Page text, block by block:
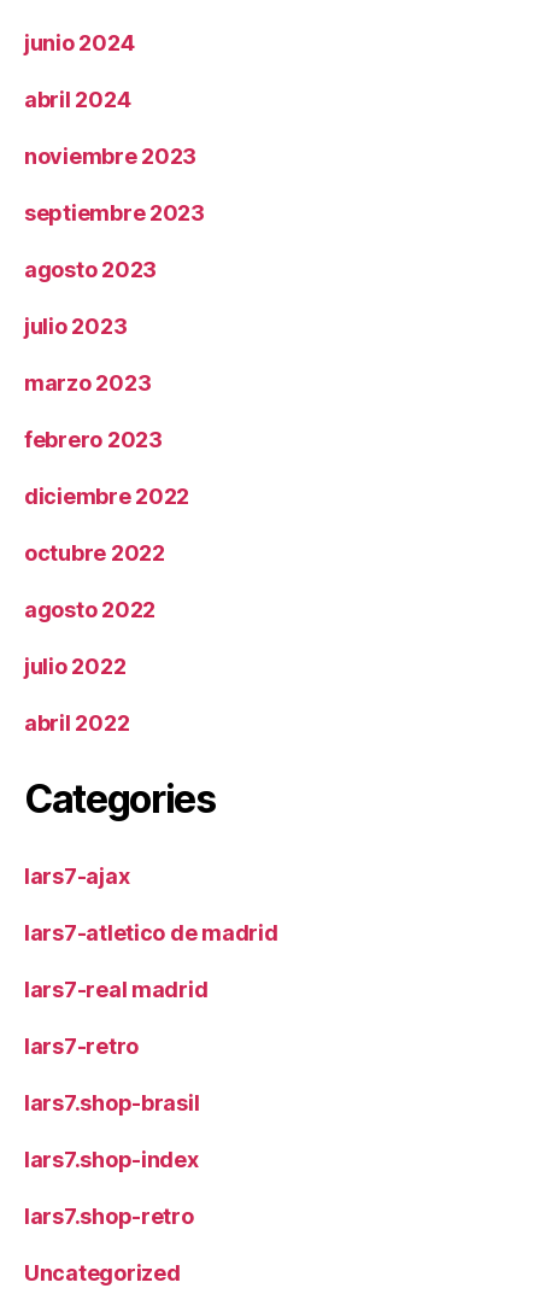
junio 2024
abril 2024
noviembre 2023
septiembre 2023
agosto 2023
julio 2023
marzo 2023
febrero 2023
diciembre 2022
octubre 2022
agosto 2022
julio 2022
abril 2022
Categories
lars7-ajax
lars7-atletico de madrid
lars7-real madrid
lars7-retro
lars7.shop-brasil
lars7.shop-index
lars7.shop-retro
Uncategorized